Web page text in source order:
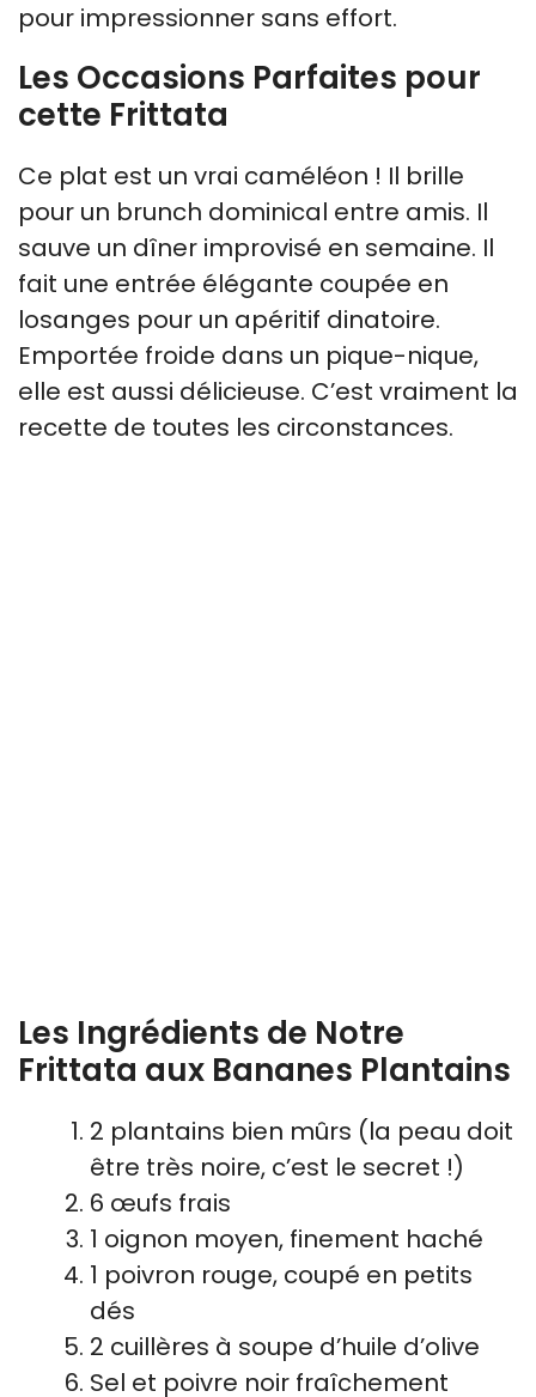
pour impressionner sans effort.
Les Occasions Parfaites pour
cette Frittata
Ce plat est un vrai caméléon ! Il brille
pour un brunch dominical entre amis. Il
sauve un dîner improvisé en semaine. Il
fait une entrée élégante coupée en
losanges pour un apéritif dinatoire.
Emportée froide dans un pique-nique,
elle est aussi délicieuse. C’est vraiment la
recette de toutes les circonstances.
Les Ingrédients de Notre
Frittata aux Bananes Plantains
2 plantains bien mûrs (la peau doit
être très noire, c’est le secret !)
6 œufs frais
1 oignon moyen, finement haché
1 poivron rouge, coupé en petits
dés
2 cuillères à soupe d’huile d’olive
Sel et poivre noir fraîchement